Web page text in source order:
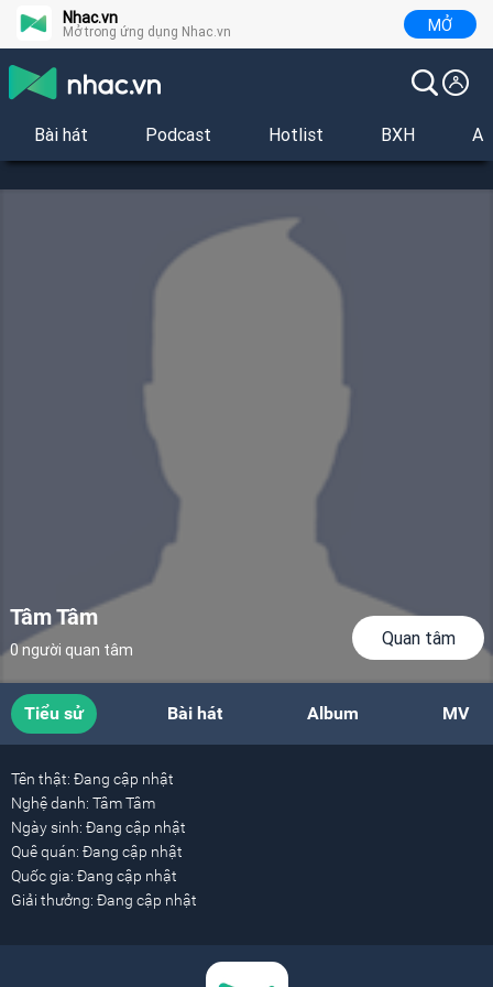
Nhac.vn
Mở trong ứng dụng Nhac.vn MỞ
Bài hát Podcast Hotlist BXH
Tâm Tâm
0 người quan tâm
Quan tâm
Tiểu sử Bài hát Album MV
Tên thật: Đang cập nhật
Nghệ danh: Tâm Tâm
Ngày sinh: Đang cập nhật
Quê quán: Đang cập nhật
Quốc gia: Đang cập nhật
Giải thưởng: Đang cập nhật